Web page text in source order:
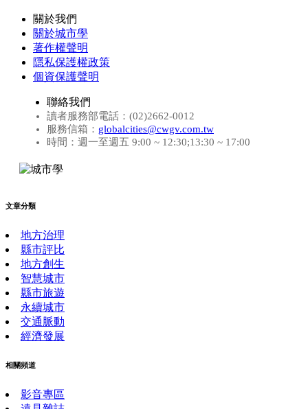
關於我們
關於城市學
著作權聲明
隱私保護權政策
個資保護聲明
聯絡我們
讀者服務部電話：(02)2662-0012
服務信箱： globalcities@cwgv.com.tw
時間：週一至週五 9:00 ~ 12:30;13:30 ~ 17:00
文章分類
地方治理
縣市評比
地方創生
智慧城市
縣市旅遊
永續城市
交通脈動
經濟發展
相關頻道
影音專區